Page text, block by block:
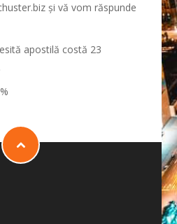
și vă vom răspunde
apostilă costă 23